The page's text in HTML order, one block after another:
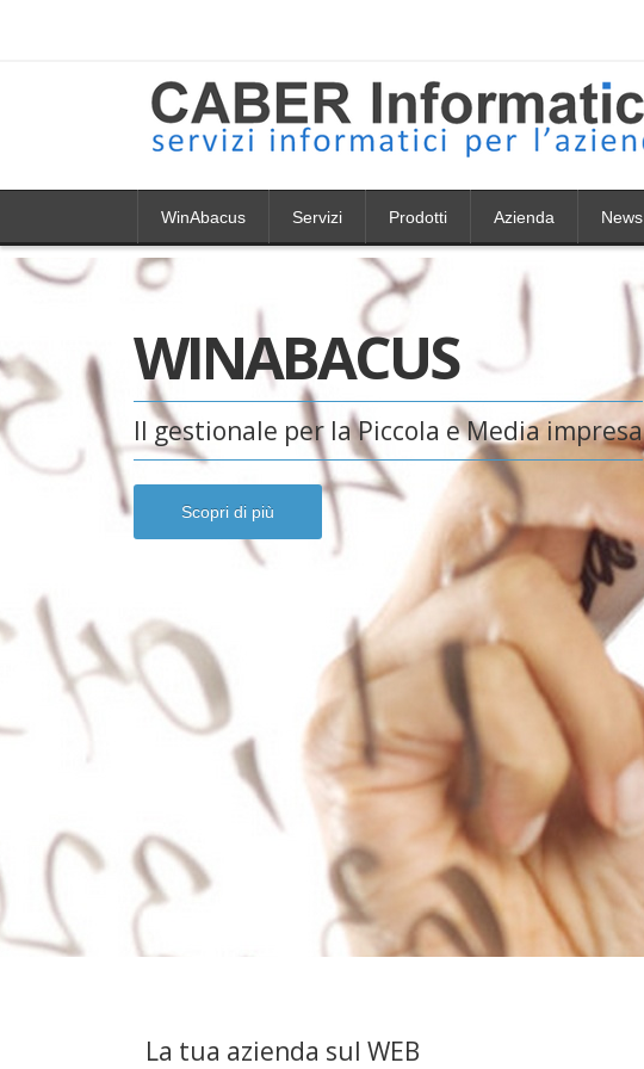
WinAbacus Servizi Prodotti Azienda News
WINABACUS
Il gestionale per la Piccola e Media impresa
Scopri di più
La tua azienda sul WEB